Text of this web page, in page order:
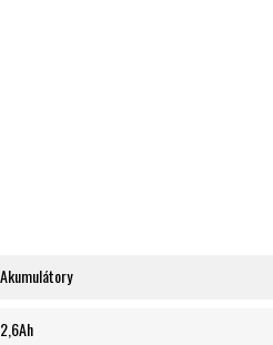
Akumulátory
2,6Ah